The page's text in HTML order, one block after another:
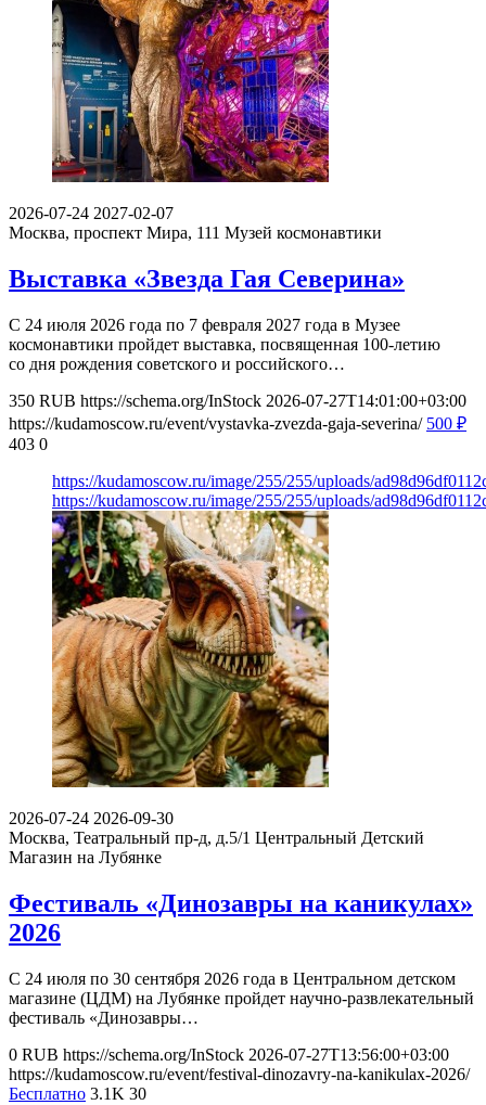
2026-07-24 2027-02-07
Москва, проспект Мира, 111 Музей космонавтики
Выставка «Звезда Гая Северина»
С 24 июля 2026 года по 7 февраля 2027 года в Музее
космонавтики пройдет выставка, посвященная 100-летию
со дня рождения советского и российского…
350 RUB https://schema.org/InStock 2026-07-27T14:01:00+03:00
https://kudamoscow.ru/event/vystavka-zvezda-gaja-severina/ 500 ₽
403 0
https://kudamoscow.ru/image/255/255/uploads/
https://kudamoscow.ru/image/255/255/uploads/
2026-07-24 2026-09-30
Москва, Театральный пр-д, д.5/1 Центральный Детский
Магазин на Лубянке
Фестиваль «Динозавры на каникулах»
2026
С 24 июля по 30 сентября 2026 года в Центральном детском
магазине (ЦДМ) на Лубянке пройдет научно-развлекательный
фестиваль «Динозавры…
0 RUB https://schema.org/InStock 2026-07-27T13:56:00+03:00
https://kudamoscow.ru/event/festival-dinozavry-na-kanikulax-2026/
Бесплатно 3.1K 30